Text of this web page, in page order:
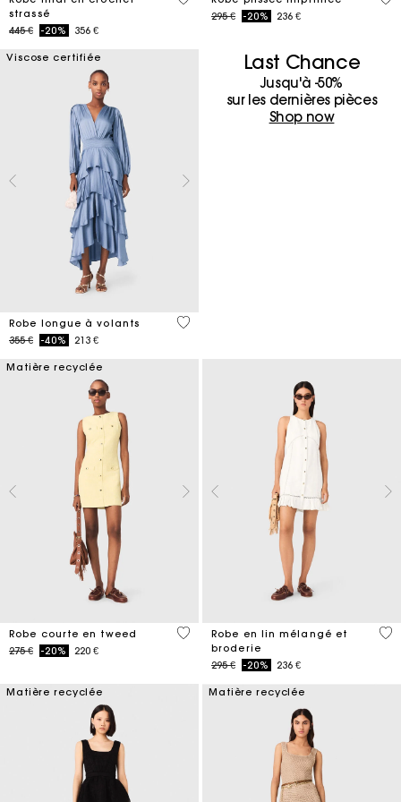
strassé
Price reduced from
445 €to-20% 356 €
Price reduced from
295 €to-20% 236 €
Viscose certifiée
Robe longue à volants
Price reduced from
355 €to-40% 213 €
5 out of 5 Customer Rating
Last Chance
Jusqu'à -50%
sur les dernières pièces
Shop now
Matière recyclée
Robe courte en tweed
Price reduced from
275 €to-20% 220 €
4,7 out of 5 Customer Rating
Robe en lin mélangé et
broderie
Price reduced from
295 €to-20% 236 €
4,5
Matière recyclée Matière recyclée